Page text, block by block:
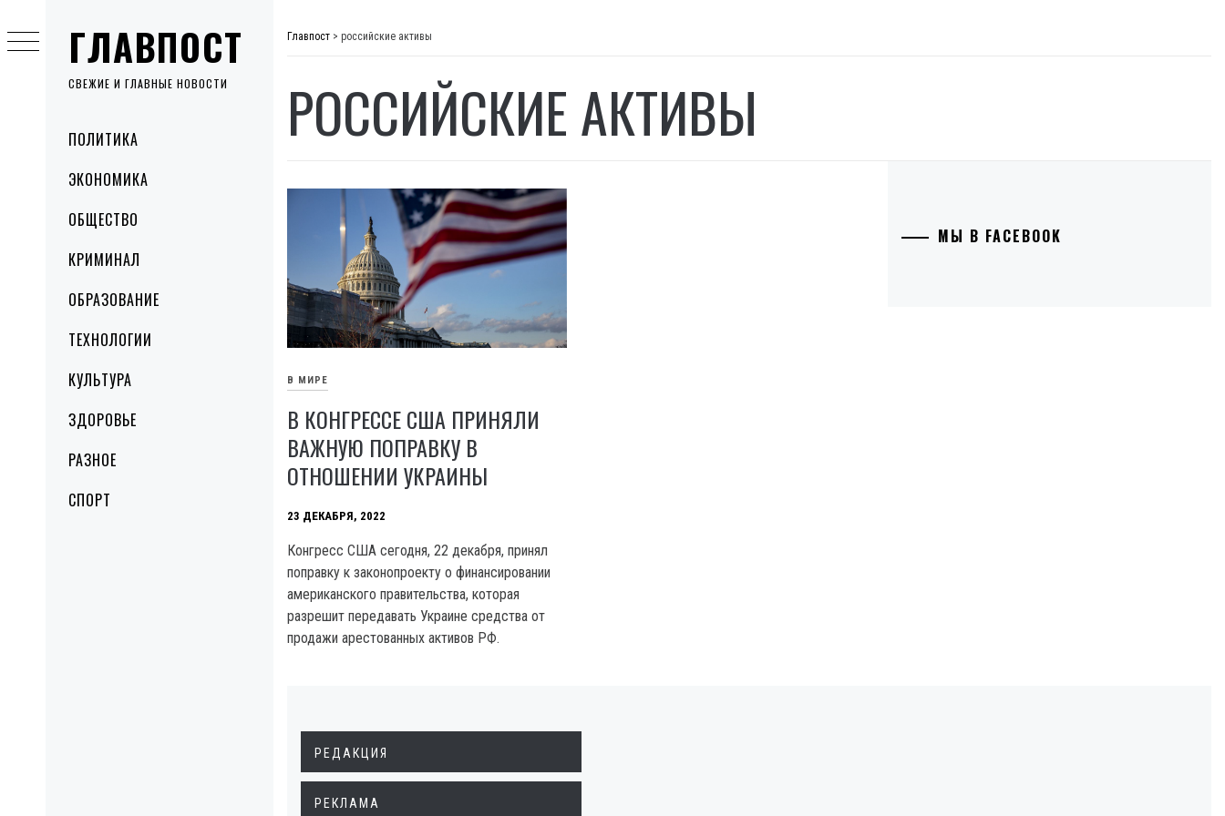
ГЛАВПОСТ
СВЕЖИЕ И ГЛАВНЫЕ НОВОСТИ
MenuПОЛИТИКА
ЭКОНОМИКА
ОБЩЕСТВО
КРИМИНАЛ
ОБРАЗОВАНИЕ
ТЕХНОЛОГИИ
КУЛЬТУРА
ЗДОРОВЬЕ
РАЗНОЕ
СПОРТ
to
content
Главпост > российские активы
РОССИЙСКИЕ АКТИВЫ
В МИРЕ
В КОНГРЕССЕ США ПРИНЯЛИ
ВАЖНУЮ ПОПРАВКУ В
ОТНОШЕНИИ УКРАИНЫ
23 ДЕКАБРЯ, 2022
Конгресс США сегодня, 22 декабря, принял
поправку к законопроекту о финансировании
американского правительства, которая
разрешит передавать Украине средства от
продажи арестованных активов РФ.
МЫ В FACEBOOK
РЕДАКЦИЯ
РЕКЛАМА